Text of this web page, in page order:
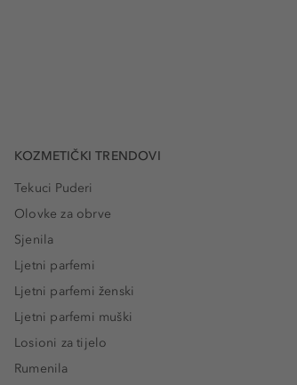
KOZMETIČKI TRENDOVI
Tekuci Puderi
Olovke za obrve
Sjenila
Ljetni parfemi
Ljetni parfemi ženski
Ljetni parfemi muški
Losioni za tijelo
Rumenila